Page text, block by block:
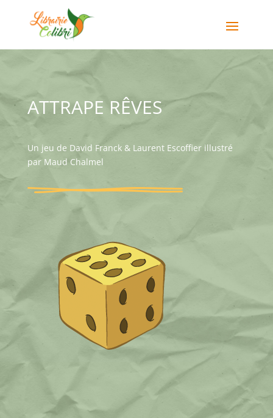
ATTRAPE RÊVES
Un jeu de David Franck & Laurent Escoffier illustré
par Maud Chalmel